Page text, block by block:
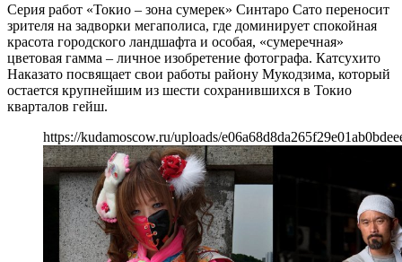
Серия работ «Токио – зона сумерек» Синтаро Сато переносит
зрителя на задворки мегаполиса, где доминирует спокойная
красота городского ландшафта и особая, «сумеречная»
цветовая гамма – личное изобретение фотографа. Катсухито
Наказато посвящает свои работы району Мукодзима, который
остается крупнейшим из шести сохранившихся в Токио
кварталов гейш.
https://kudamoscow.ru/uploads/